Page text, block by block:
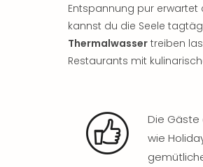
Entspannung pur erwartet
kannst du die Seele
Thermalwasser treiben
Restaurants mit
Die
wie